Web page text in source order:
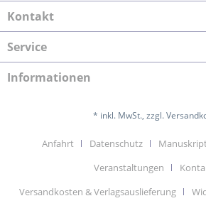
Kontakt
Service
Informationen
* inkl. MwSt., zzgl.
Anfahrt Datenschutz
Veranstaltungen
Versandkosten & Verlagsauslieferung